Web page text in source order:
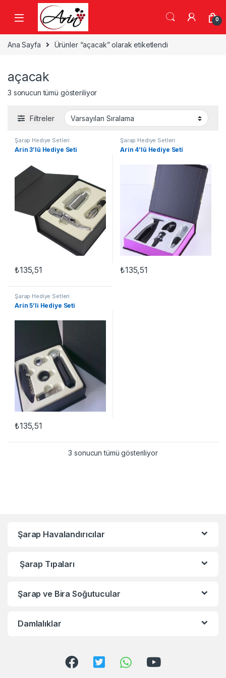
Gezinme geç
0
Ana Sayfa Ürünler “açacak” olarak etiketlendi
açacak
3 sonucun tümü gösteriliyor
Filtreler
Şarap Hediye Setleri
Arin 3’lü Hediye Seti
₺135,51
Şarap Hediye Setleri
Arin 4’lü Hediye Seti
₺135,51
Şarap Hediye Setleri
Arin 5’li Hediye Seti
₺135,51
3 sonucun tümü gösteriliyor
Şarap Havalandırıcılar
Şarap Tıpaları
Şarap ve Bira Soğutucular
Damlalıklar